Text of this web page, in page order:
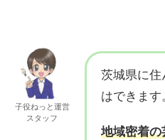
子役ねっと運営
スタッフ
茨城県に住
はできます
地域密着